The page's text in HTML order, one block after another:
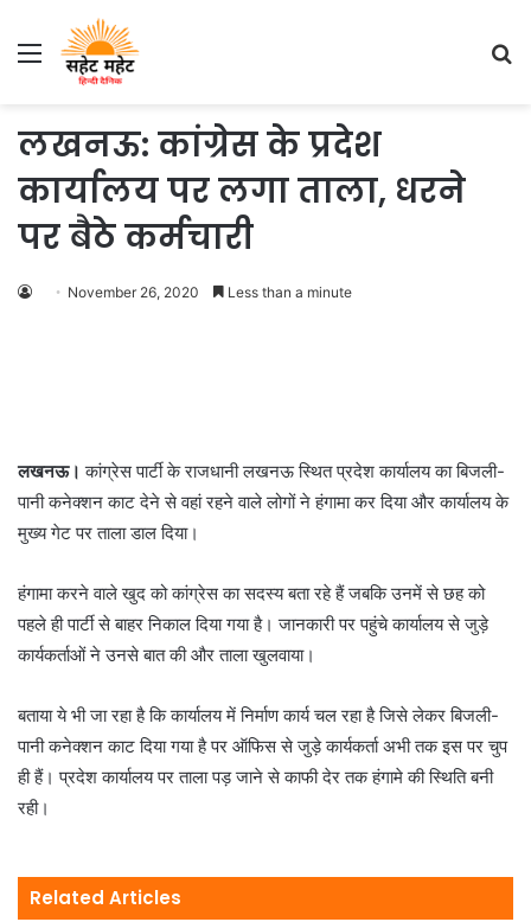
Menu
लखनऊ: कांग्रेस के प्रदेश
कार्यालय पर लगा ताला, धरने
पर बैठे कर्मचारी
November 26, 2020 Less than a minute
लखनऊ।कांग्रेस पार्टी के राजधानी लखनऊ स्थित प्रदेश कार्यालय का बिजली-
पानी कनेक्शन काट देने से वहां रहने वाले लोगों ने हंगामा कर दिया और कार्यालय के
मुख्य गेट पर ताला डाल दिया।
हंगामा करने वाले खुद को कांग्रेस का सदस्य बता रहे हैं जबकि उनमें से छह को
पहले ही पार्टी से बाहर निकाल दिया गया है। जानकारी पर पहुंचे कार्यालय से जुड़े
कार्यकर्ताओं ने उनसे बात की और ताला खुलवाया।
बताया ये भी जा रहा है कि कार्यालय में निर्माण कार्य चल रहा है जिसे लेकर बिजली-
पानी कनेक्शन काट दिया गया है पर ऑफिस से जुड़े कार्यकर्ता अभी तक इस पर चुप
ही हैं। प्रदेश कार्यालय पर ताला पड़ जाने से काफी देर तक हंगामे की स्थिति बनी
रही।
Related Articles